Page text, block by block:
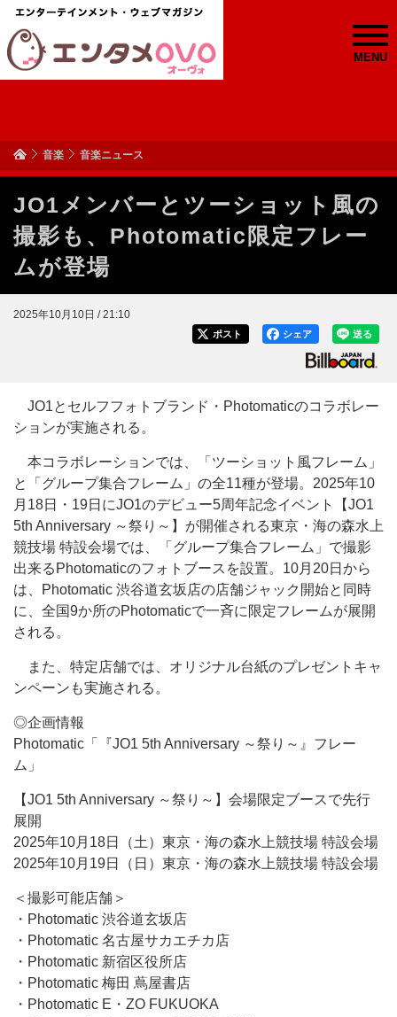
MENU
音楽 音楽ニュース
JO1メンバーとツーショット風の
撮影も、Photomatic限定フレー
ムが登場
2025年10月10日 / 21:10
送る
シェア
ポスト
JO1とセルフフォトブランド・Photomaticのコラボレー
ションが実施される。
本コラボレーションでは、「ツーショット風フレーム」
と「グループ集合フレーム」の全11種が登場。2025年10
月18日・19日にJO1のデビュー5周年記念イベント【JO1
5th Anniversary ～祭り～】が開催される東京・海の森水上
競技場 特設会場では、「グループ集合フレーム」で撮影
出来るPhotomaticのフォトブースを設置。10月20日から
は、Photomatic 渋谷道玄坂店の店舗ジャック開始と同時
に、全国9か所のPhotomaticで一斉に限定フレームが展開
される。
また、特定店舗では、オリジナル台紙のプレゼントキャ
ンペーンも実施される。
◎企画情報
Photomatic「『JO1 5th Anniversary ～祭り～』フレー
ム」
【JO1 5th Anniversary ～祭り～】会場限定ブースで先行
展開
2025年10月18日（土）東京・海の森水上競技場 特設会場
2025年10月19日（日）東京・海の森水上競技場 特設会場
＜撮影可能店舗＞
・Photomatic 渋谷道玄坂店
・Photomatic 名古屋サカエチカ店
・Photomatic 新宿区役所店
・Photomatic 梅田 蔦屋書店
・Photomatic E・ZO FUKUOKA